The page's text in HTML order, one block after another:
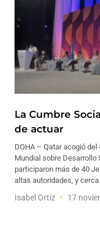
La Cumbre
de actuar
DOHA – Qatar acogió del
Mundial sobre Desarrollo
participaron más de 40
altas autoridades, y cerca
Isabel Ortiz 17